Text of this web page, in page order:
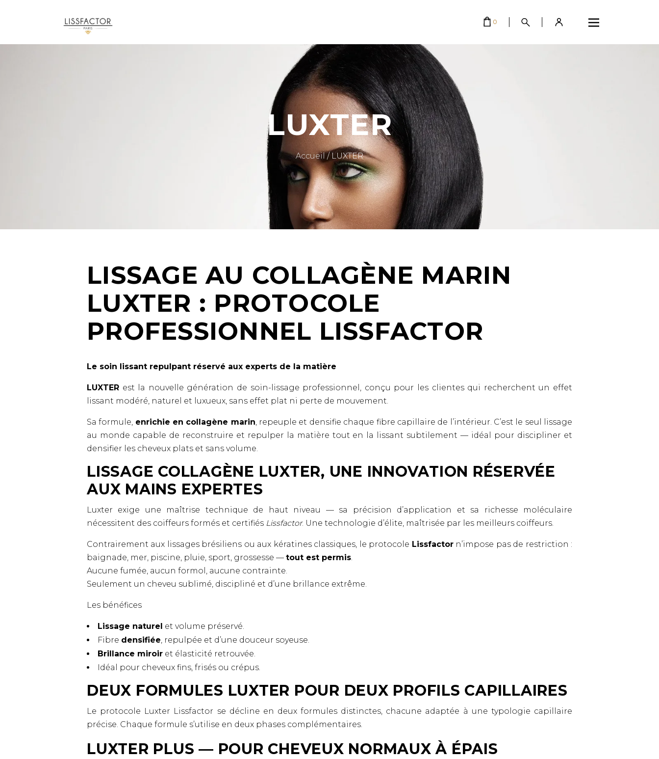
0
CART IS EMPTY.
LUXTER
Accueil/ LUXTER
LISSAGE AU COLLAGÈNE MARIN
LUXTER : PROTOCOLE
PROFESSIONNEL LISSFACTOR
Le soin lissant repulpant réservé aux experts de la matière
LUXTER est la nouvelle génération de soin-lissage professionnel, conçu pour les clientes qui recherchent un effet
lissant modéré, naturel et luxueux, sans effet plat ni perte de mouvement.
Sa formule, enrichie en collagène marin, repeuple et densifie chaque fibre capillaire de l’intérieur. C’est le seul lissage
au monde capable de reconstruire et repulper la matière tout en la lissant subtilement — idéal pour discipliner et
densifier les cheveux plats et sans volume.
LISSAGE COLLAGÈNE LUXTER, UNE INNOVATION RÉSERVÉE
AUX MAINS EXPERTES
Luxter exige une maîtrise technique de haut niveau — sa précision d’application et sa richesse moléculaire
nécessitent des coiffeurs formés et certifiés Lissfactor. Une technologie d’élite, maîtrisée par les meilleurs coiffeurs.
Contrairement aux lissages brésiliens ou aux kératines classiques, le protocole Lissfactorn’impose pas de restriction :
baignade, mer, piscine, pluie, sport, grossesse — tout est permis.
Aucune fumée, aucun formol, aucune contrainte.
Seulement un cheveu sublimé, discipliné et d’une brillance extrême.
Les bénéfices
Lissage naturel et volume préservé.
Fibre densifiée, repulpée et d’une douceur soyeuse.
Brillance miroir et élasticité retrouvée.
Idéal pour cheveux fins, frisés ou crépus.
DEUX FORMULES LUXTER POUR DEUX PROFILS CAPILLAIRES
Le protocole Luxter Lissfactor se décline en deux formules distinctes, chacune adaptée à une typologie capillaire
précise. Chaque formule s’utilise en deux phases complémentaires.
LUXTER PLUS — POUR CHEVEUX NORMAUX À ÉPAIS